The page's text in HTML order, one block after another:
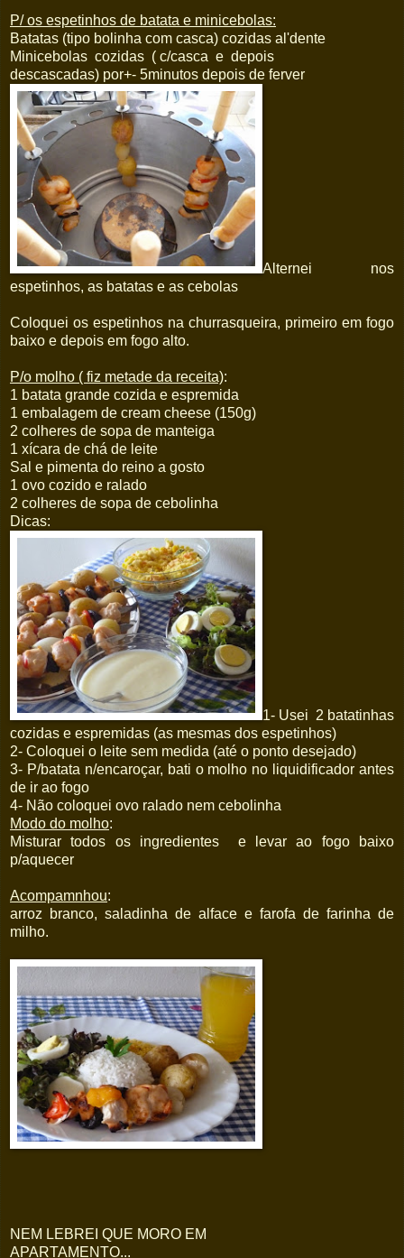
P/ os espetinhos de batata e minicebolas:
Batatas (tipo bolinha com casca) cozidas al'dente
Minicebolas cozidas ( c/casca e depois
descascadas) por+- 5minutos depois de ferver
Alternei nos
espetinhos, as batatas e as cebolas
Coloquei os espetinhos na churrasqueira, primeiro em fogo
baixo e depois em fogo alto.
P/o molho ( fiz metade da receita):
1 batata grande cozida e espremida
1 embalagem de cream cheese (150g)
2 colheres de sopa de manteiga
1 xícara de chá de leite
Sal e pimenta do reino a gosto
1 ovo cozido e ralado
2 colheres de sopa de cebolinha
Dicas:
1- Usei 2 batatinhas
cozidas e espremidas (as mesmas dos espetinhos)
2- Coloquei o leite sem medida (até o ponto desejado)
3- P/batata n/encaroçar, bati o molho no liquidificador antes
de ir ao fogo
4- Não coloquei ovo ralado nem cebolinha
Modo do molho:
Misturar todos os ingredientes e levar ao fogo baixo
p/aquecer
Acompamnhou:
arroz branco, saladinha de alface e farofa de farinha de
milho.
NEM LEBREI QUE MORO EM
APARTAMENTO...